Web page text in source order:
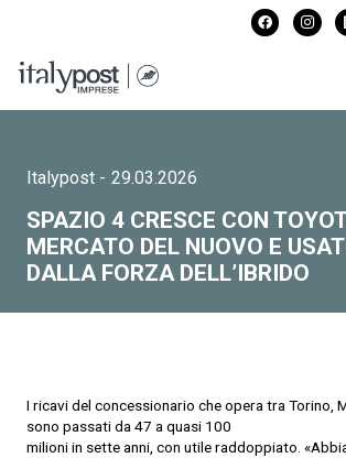
Italypost - 29.03.2026
SPAZIO 4 CRESCE CON
MERCATO DEL NUOVO E
DALLA FORZA DELL’IBRIDO
I ricavi del concessionario che opera tra Torino,
sono passati da 47 a quasi 100
milioni in sette anni, con utile raddoppiato.